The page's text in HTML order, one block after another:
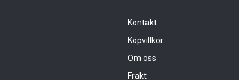
Kontakt
Köpvillkor
Om oss
Frakt